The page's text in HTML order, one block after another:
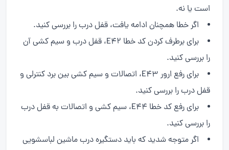
است یا نه.
اگر خطا همچنان ادامه یافت، قفل درب را بررسی کنید.
برای برطرف کردن کد خطا E42، قفل درب و سیم کشی آن
را بررسی کنید.
برای رفع ارور E43، اتصالات و سیم کشی بین برد کنترلی و
قفل درب را بررسی کنید.
برای رفع کد خطا E44، سیم کشی و اتصالات به قفل درب
را بررسی کنید.
اگر متوجه شدید که باید دستگیره درب ماشین لباسشویی